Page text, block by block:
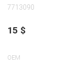
7713090
15 $
OEM